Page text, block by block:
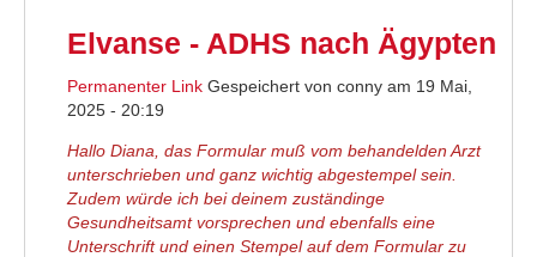
Elvanse - ADHS nach Ägypten
Permanenter Link Gespeichert von conny am 19 Mai,
2025 - 20:19
Hallo Diana, das Formular muß vom behandelden Arzt
unterschrieben und ganz wichtig abgestempel sein.
Zudem würde ich bei deinem zuständinge
Gesundheitsamt vorsprechen und ebenfalls eine
Unterschrift und einen Stempel auf dem Formular zu